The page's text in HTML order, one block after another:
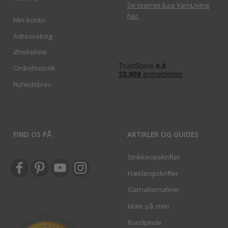
Min konto
Adressebog
Ønskeliste
Ordrehistorik
Nyhedsbrev
Se teamet bag YarnLiving
her.
FIND OS PÅ ARTIKLER OG GUIDES
Strikkeopskrifter
Hækleopskrifter
Garnalternativer
Male på sten
Rundpinde